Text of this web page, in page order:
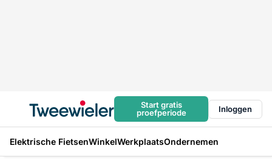
Start gratis
proefperiode
Inloggen
Elektrische FietsenWinkelWerkplaatsOndernemen